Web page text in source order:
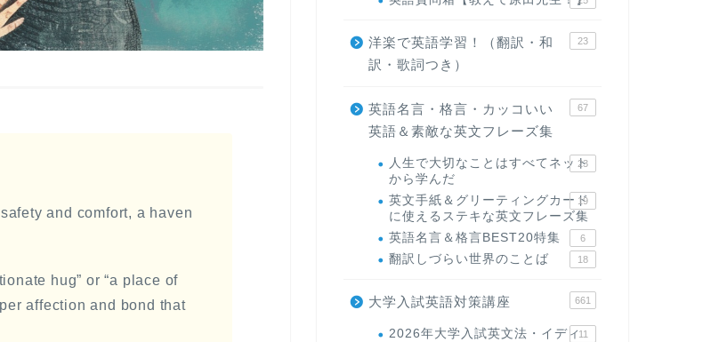
and comfort, a haven
hug” or “a place of
affection and bond that
洋楽で英語学習！（翻訳・和
訳・歌詞つき）
23
英語名言・格言・カッコいい
英語＆素敵な英文フレーズ集
67
人生で大切なことはすべてネット
から学んだ
23
英文手紙＆グリーティングカード
に使えるステキな英文フレーズ集
19
英語名言＆格言BEST20特集 6
翻訳しづらい世界のことば 18
大学入試英語対策講座 661
2026年大学入試英文法・イディ11